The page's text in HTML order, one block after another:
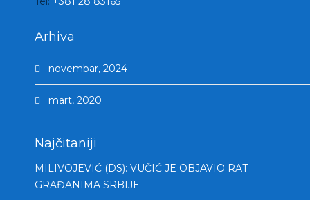
Arhiva
novembar, 2024
mart, 2020
Najčitaniji
MILIVOJEVIĆ (DS): VUČIĆ JE OBJAVIO RAT
GRAĐANIMA SRBIJE